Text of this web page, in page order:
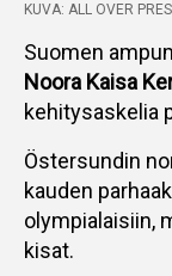
KUVA: ALL OVER
Suomen
Noora Kaisa
kehitysaskelia
Östersundin
kauden
olympialaisiin,
kisat.